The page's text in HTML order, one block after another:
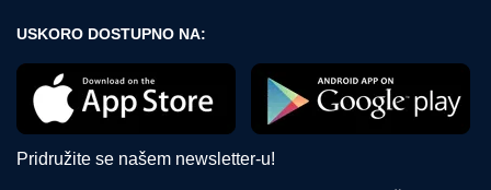
USKORO DOSTUPNO NA:
Pridružite se našem newsletter-u!